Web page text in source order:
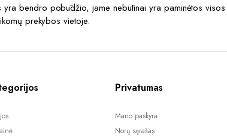
bendro pobūdžio, jame nebūtinai yra paminėtos
prekybos vietoje.
Privatumas
Mano paskyra
Norų sąrašas